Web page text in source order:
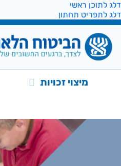
דלג לתוכן ראשי
דלג לתפריט תחתון
מיצוי זכויות